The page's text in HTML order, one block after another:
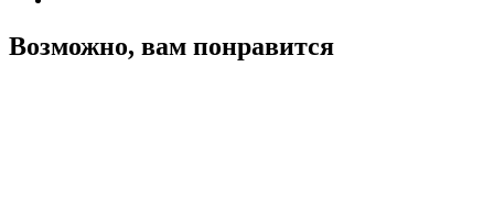
Возможно, вам понравится